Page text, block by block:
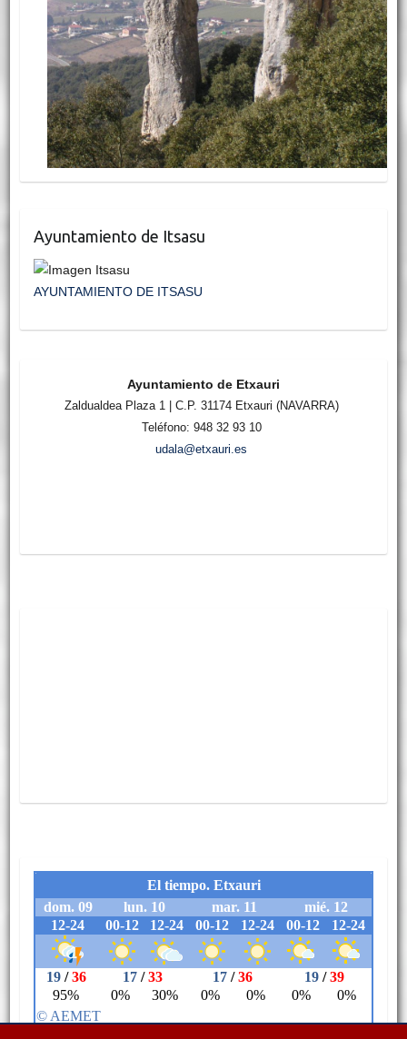
Ayuntamiento de Itsasu
AYUNTAMIENTO DE ITSASU
Ayuntamiento de Etxauri
Zaldualdea Plaza 1 | C.P. 31174 Etxauri (NAVARRA)
Teléfono: 948 32 93 10
udala@etxauri.es